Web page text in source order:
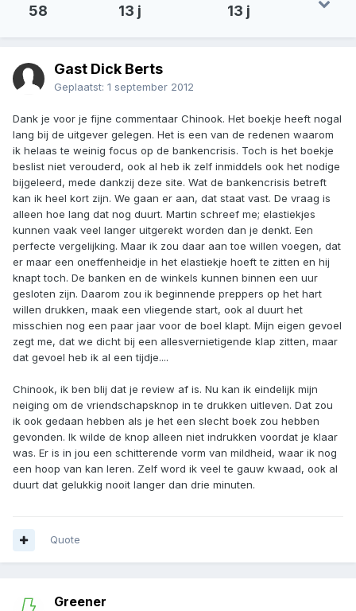
58 13 j 13 j
Gast Dick Berts
Geplaatst: 1 september 2012
Dank je voor je fijne commentaar Chinook. Het boekje heeft nogal
lang bij de uitgever gelegen. Het is een van de redenen waarom
ik helaas te weinig focus op de bankencrisis. Toch is het boekje
beslist niet verouderd, ook al heb ik zelf inmiddels ook het nodige
bijgeleerd, mede dankzij deze site. Wat de bankencrisis betreft
kan ik heel kort zijn. We gaan er aan, dat staat vast. De vraag is
alleen hoe lang dat nog duurt. Martin schreef me; elastiekjes
kunnen vaak veel langer uitgerekt worden dan je denkt. Een
perfecte vergelijking. Maar ik zou daar aan toe willen voegen, dat
er maar een oneffenheidje in het elastiekje hoeft te zitten en hij
knapt toch. De banken en de winkels kunnen binnen een uur
gesloten zijn. Daarom zou ik beginnende preppers op het hart
willen drukken, maak een vliegende start, ook al duurt het
misschien nog een paar jaar voor de boel klapt. Mijn eigen gevoel
zegt me, dat we dicht bij een allesvernietigende klap zitten, maar
dat gevoel heb ik al een tijdje....
Chinook, ik ben blij dat je review af is. Nu kan ik eindelijk mijn
neiging om de vriendschapsknop in te drukken uitleven. Dat zou
ik ook gedaan hebben als je het een slecht boek zou hebben
gevonden. Ik wilde de knop alleen niet indrukken voordat je klaar
was. Er is in jou een schitterende vorm van mildheid, waar ik nog
een hoop van kan leren. Zelf word ik veel te gauw kwaad, ook al
duurt dat gelukkig nooit langer dan drie minuten.
Quote
Greener